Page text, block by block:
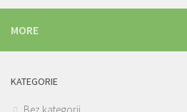
MORE
KATEGORIE